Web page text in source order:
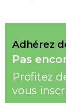
Adhérez
Pas
Profitez
vous